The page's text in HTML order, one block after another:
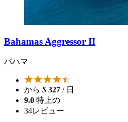
Bahamas Aggressor II
バハマ
から $ 327 / 日
9.0 特上の
34レビュー